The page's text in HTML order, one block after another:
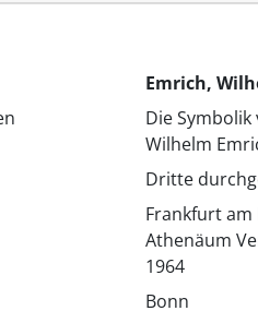
Emrich,
Die
Wilhelm
Dritte
Frankfurt am
Athenäum
1964
Bonn